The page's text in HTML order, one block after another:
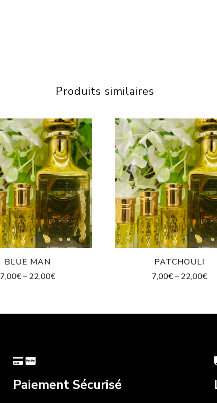
Produits similaires
BLUE MAN
7,00€– 22,00€
PATCHOULI
7,00€– 22,00€
Paiement Sécurisé